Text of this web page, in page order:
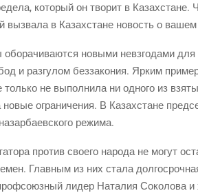
кото­рый он тво­рит в
вызва­ла в Казах­стане новость о
новы­ми невзго­да­ми для
и раз­гу­лом без­за­ко­ния. Ярким
не выпол­ни­ла ни одно­го из
новые огра­ни­че­ния. В Казах­стане
режима.
про­тив сво­е­го наро­да не могут
Глав­ным из них ста­ла
лидер Ната­лия Соко­ло­ва и